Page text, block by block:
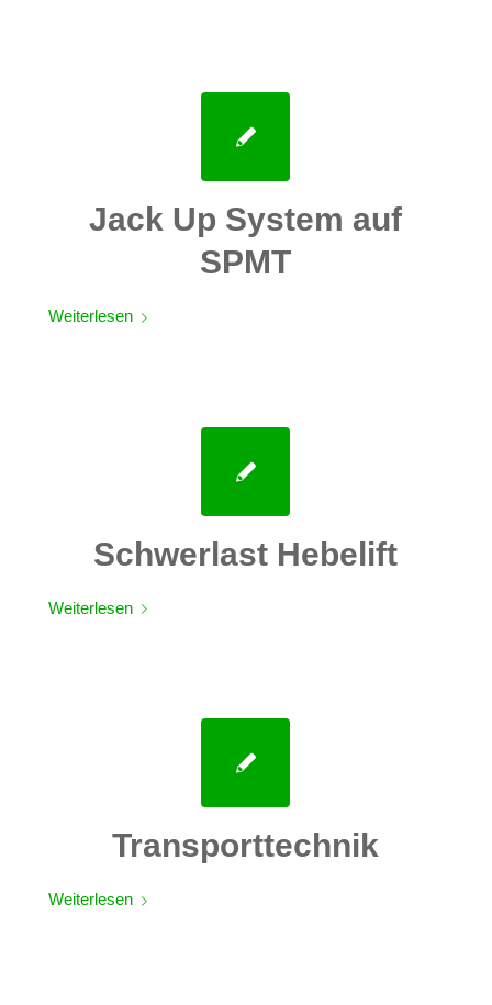
Jack Up System auf
SPMT
Weiterlesen
Schwerlast Hebelift
Weiterlesen
Transporttechnik
Weiterlesen